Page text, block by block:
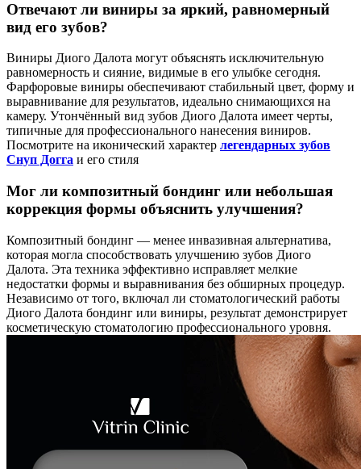
Отвечают ли виниры за яркий, равномерный
вид его зубов?
Виниры Диого Далота могут объяснять исключительную
равномерность и сияние, видимые в его улыбке сегодня.
Фарфоровые виниры обеспечивают стабильный цвет, форму и
выравнивание для результатов, идеально снимающихся на
камеру. Утончённый вид зубов Диого Далота имеет черты,
типичные для профессионального нанесения виниров.
Посмотрите на иконический характер легендарных зубов
Снуп Догга и его стиля
Мог ли композитный бондинг или небольшая
коррекция формы объяснить улучшения?
Композитный бондинг — менее инвазивная альтернатива,
которая могла способствовать улучшению зубов Диого
Далота. Эта техника эффективно исправляет мелкие
недостатки формы и выравнивания без обширных процедур.
Независимо от того, включал ли стоматологический работы
Диого Далота бондинг или виниры, результат демонстрирует
косметическую стоматологию профессионального уровня.